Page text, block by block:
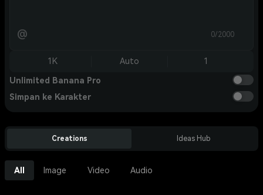
@ 0/2000
1K Auto 1
Unlimited Banana Pro
Simpan ke Karakter
Creations Ideas Hub
All Image Video Audio